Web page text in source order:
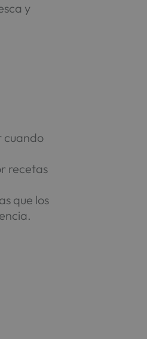
y
cuando
recetas
que los